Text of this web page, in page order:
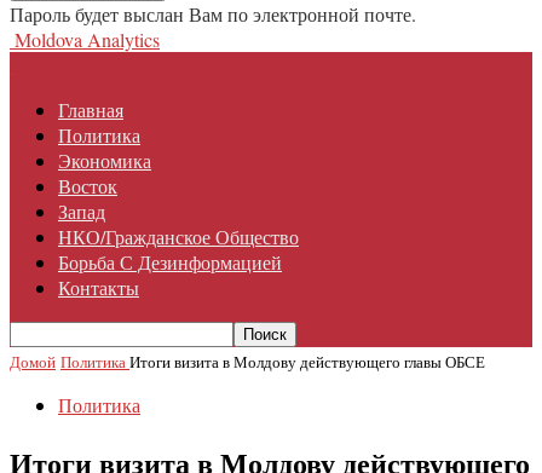
Пароль будет выслан Вам по электронной почте.
Moldova Analytics
Главная
Политика
Экономика
Восток
Запад
НКО/гражданское Общество
Борьба С Дезинформацией
Контакты
Домой ПолитикаИтоги визита в Молдову действующего главы ОБСЕ
Политика
Итоги визита в Молдову действующего